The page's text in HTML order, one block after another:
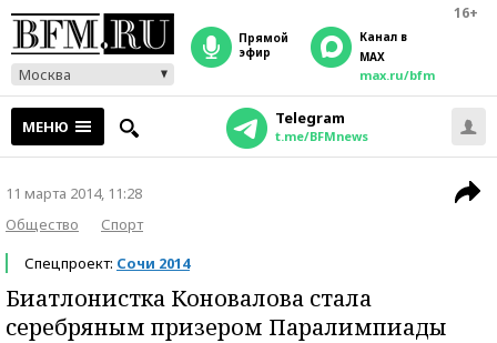
16+
Москва
прямой
эфир
Канал в
MAX
max.ru/bfm
МЕНЮ Telegram
t.me/BFMnews
11 марта 2014, 11:28
Общество
Спорт
Спецпроект: Сочи 2014
Биатлонистка Коновалова стала
серебряным призером Паралимпиады